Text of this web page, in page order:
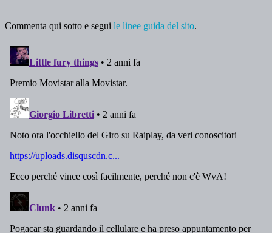
Commenta qui sotto e segui le linee guida del sito.